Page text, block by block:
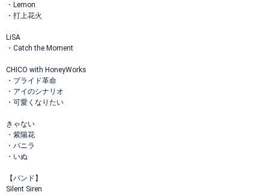
・Lemon
・打上花火
LiSA
・Catch the Moment
CHICO with HoneyWorks
・プライド革命
・アイのシナリオ
・可愛くなりたい
きゃない
・紫陽花
・バニラ
・いぬ
【バンド】
Silent Siren